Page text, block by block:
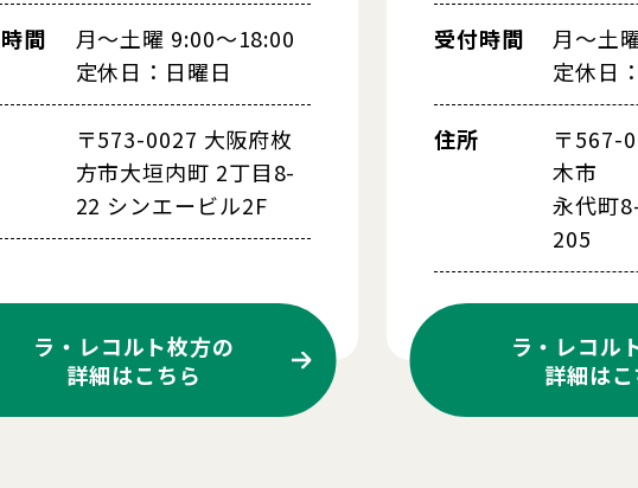
間
月～土曜 9:00～18:00
定休日：日曜日
〒573-0027 大阪府枚
方市大垣内町 2丁目8-
22 シンエービル2F
ラ・レコルト枚方の
詳細はこちら
受付時間
月～土
定休日
住所
〒567-
木市
永代町
205
ラ・レコル
詳細はこ